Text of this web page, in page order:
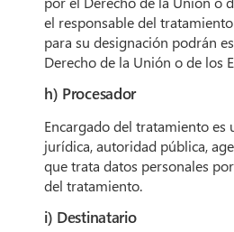
el responsable del
para su designación podrán
Derecho de la Unión o de los
h) Procesador
Encargado del tratamiento es
jurídica, autoridad pública,
que trata datos personales
del tratamiento.
i) Destinatario